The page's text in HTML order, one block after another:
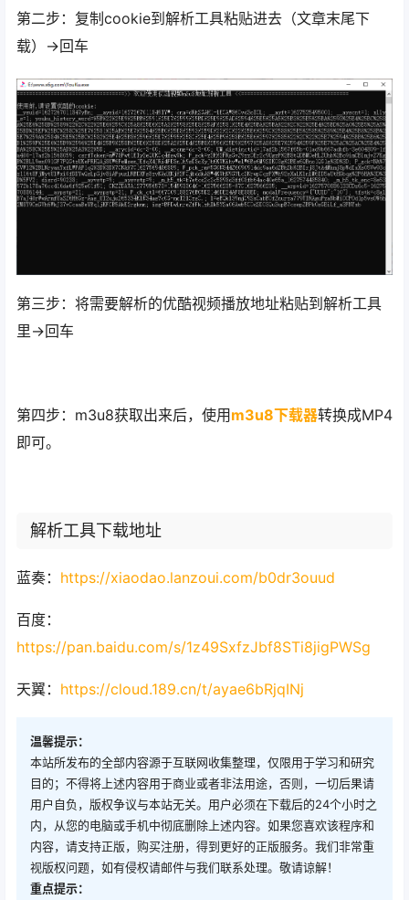
第二步：复制cookie到解析工具粘贴进去（文章末尾下
载）->回车
第三步：将需要解析的优酷视频播放地址粘贴到解析工具
里->回车
第四步：m3u8获取出来后，使用m3u8下载器转换成MP4
即可。
解析工具下载地址